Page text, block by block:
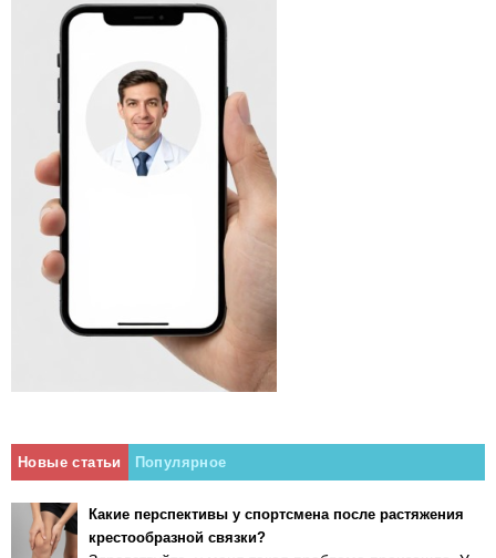
Новые статьи Популярное
Какие перспективы у спортсмена после растяжения
крестообразной связки?